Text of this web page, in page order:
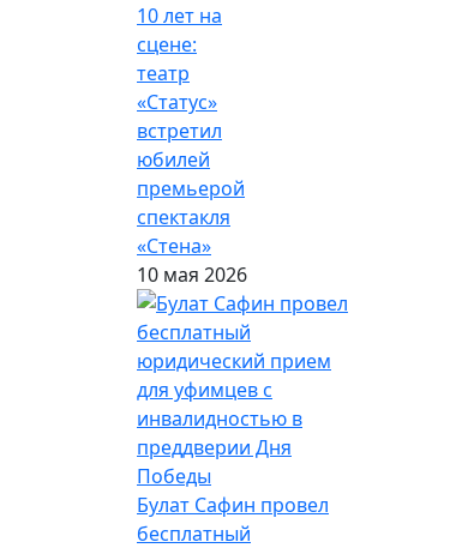
10 лет на
сцене:
театр
«Статус»
встретил
юбилей
премьерой
спектакля
«Стена»
10 мая 2026
Булат Сафин провел
бесплатный